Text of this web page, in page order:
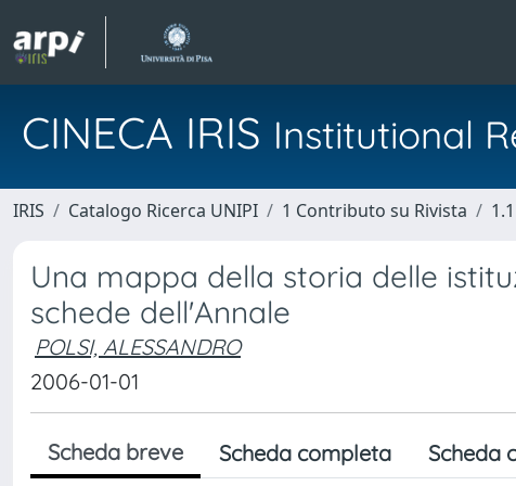
CINECA IRIS Institutional
IRIS Catalogo Ricerca UNIPI 1 Contributo su Rivista
Una mappa della storia delle
schede dell'Annale
POLSI, ALESSANDRO
2006-01-01
Scheda breve Scheda completa Scheda